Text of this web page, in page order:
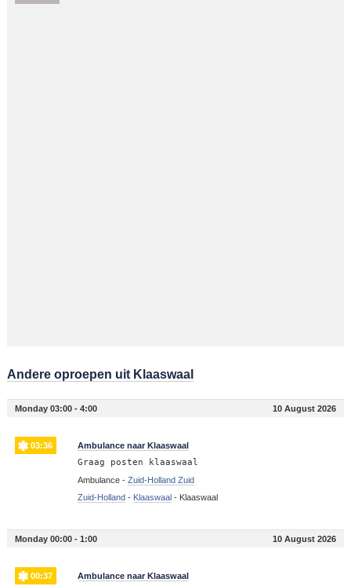
Andere oproepen uit Klaaswaal
Monday 03:00 - 4:00 10 August 2026
03:36 Ambulance naar Klaaswaal
Graag posten klaaswaal
Ambulance - Zuid-Holland Zuid
Zuid-Holland - Klaaswaal - Klaaswaal
Monday 00:00 - 1:00 10 August 2026
00:37 Ambulance naar Klaaswaal